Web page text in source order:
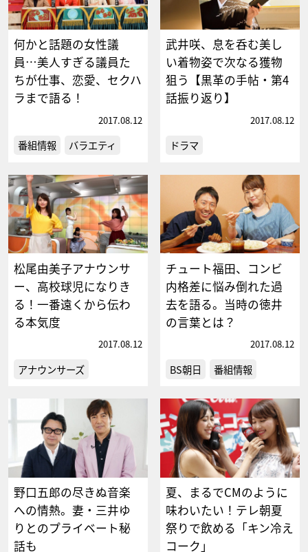
何かと話題の女性議
員…美人すぎる議員た
ちが仕事、恋愛、セクハ
ラまで語る！
2017.08.12
番組情報 バラエティ
武井咲、息を呑む美し
い着物姿で次なる獲物
狙う【黒革の手帖・第4
話振り返り】
2017.08.12
ドラマ
松尾由美子アナウンサ
ー、高校球児になりき
る！一番遠くから伝わ
る本気度
2017.08.12
アナウンサーズ
チュート福田、コンビ
内格差に悩み倒れた過
去を語る。当時の徳井
の言葉とは？
2017.08.12
BS朝日 番組情報
野口五郎の尽きぬ音楽
への情熱。妻・三井ゆ
りとのプライベート秘
話も
夏、まるでCMのように
味わいたい！テレ朝夏
祭りで飲める「キン冷え
コーク」